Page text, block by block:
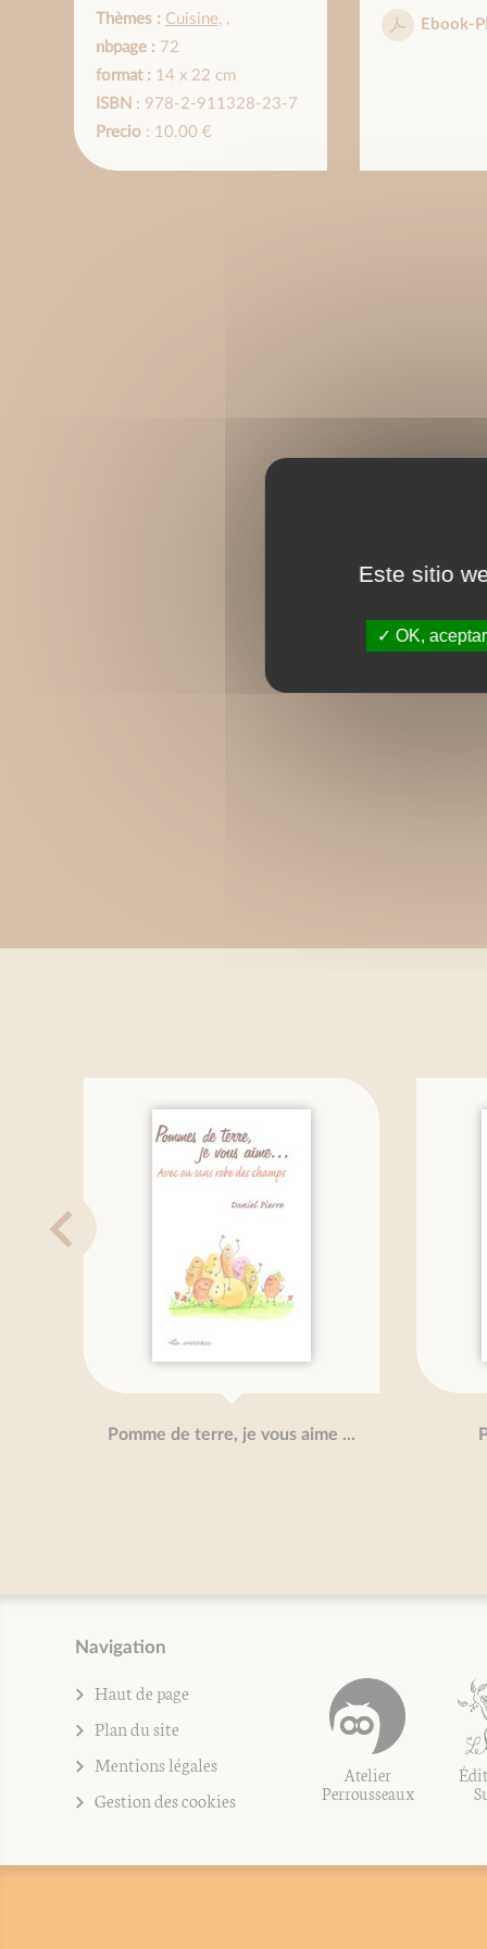
Thèmes : Cuisine, ,
nbpage :72
format :14 x 22 cm
ISBN : 978-2-911328-23-7
Precio: 10.00 €
Ebook-
Pomme de terre, je vous aime ...
Navigation
Haut de page
Plan du site
Mentions légales
Gestion des cookies
Atelier
Perrousseaux
Este sitio
OK,